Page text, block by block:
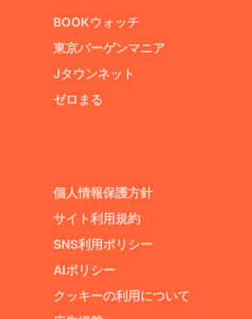
BOOKウォッチ
東京バーゲンマニア
Jタウンネット
ゼロまる
個人情報保護方針
サイト利用規約
SNS利用ポリシー
AIポリシー
クッキーの利用について